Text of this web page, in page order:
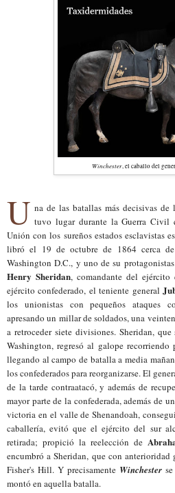
Winchester, el caballo del
U na de las batallas más decisivas
tuvo lugar durante la Guerra Civil
Unión con los sureños estados esclavistas
libró el 19 de octubre de 1864 cerca
Washington D.C., y uno de su
Henry Sheridan, comandante del
ejército confederado, el teniente general
los unionistas con pequeños ataques
apresando un millar de soldados, una
a retroceder siete divisiones. Sheridan,
Washington, regresó al galope
llegando al campo de batalla a media
los confederados para reorganizarse. El
de la tarde contraatacó, y además de
mayor parte de la confederada, además de
victoria en el valle de Shenandoah,
caballería, evitó que el ejército del sur
retirada; propició la reelección de
encumbró a Sheridan, que con
Fisher's Hill. Y precisamente Winchesterse
montó en aquella batalla.